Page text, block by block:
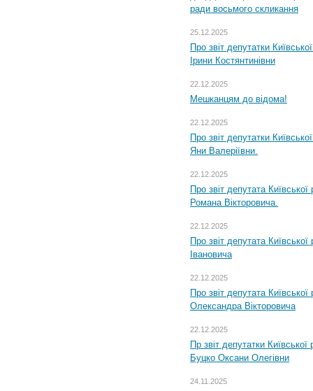
ради восьмого скликання
25.12.2025
Про звіт депутатки
Ірини Костянтинівни
22.12.2025
Мешканцям до відома!
22.12.2025
Про звіт депутатки
Яни Валеріївни.
22.12.2025
Про звіт депутата
Романа Вікторовича.
22.12.2025
Про звіт депутата
Івановича
22.12.2025
Про звіт депутата
Олександра Вікторовича
22.12.2025
Пр звіт депутатки
Буцко Оксани Олегівни
24.11.2025